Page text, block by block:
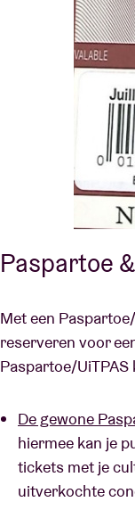
Paspartoe
Met een
reserveren voor
Paspartoe/UiTPAS
De gewone
hiermee kan je
tickets met je
uitverkochte